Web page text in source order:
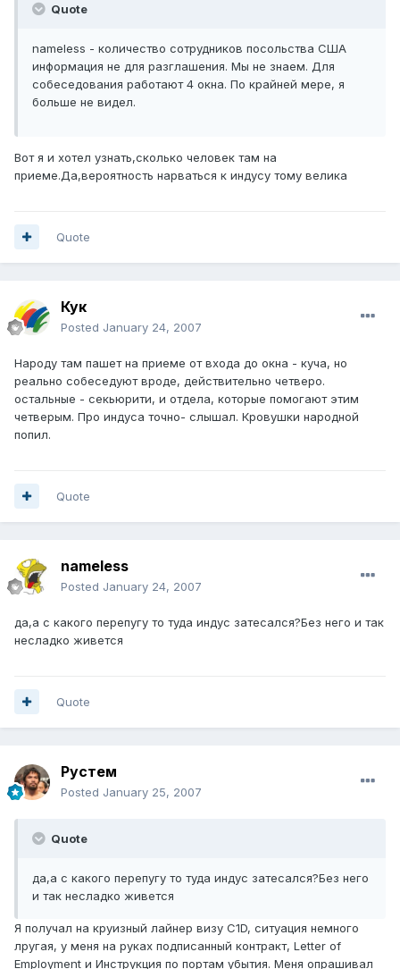
Quote
nameless - количество сотрудников посольства США
информация не для разглашения. Мы не знаем. Для
собеседования работают 4 окна. По крайней мере, я
больше не видел.
Вот я и хотел узнать,сколько человек там на
приеме.Да,вероятность нарваться к индусу тому велика
Quote
Кук
Posted January 24, 2007
Народу там пашет на приеме от входа до окна - куча, но
реально собеседуют вроде, действительно четверо.
остальные - секьюрити, и отдела, которые помогают этим
четверым. Про индуса точно- слышал. Кровушки народной
попил.
Quote
nameless
Posted January 24, 2007
да,а с какого перепугу то туда индус затесался?Без него и так
несладко живется
Quote
Рустем
Posted January 25, 2007
Quote
да,а с какого перепугу то туда индус затесался?Без него
и так несладко живется
Я получал на круизный лайнер визу C1D, ситуация немного
лругая, у меня на руках подписанный контракт, Letter of
Employment и Инструкция по портам убытия. Меня опрашивал